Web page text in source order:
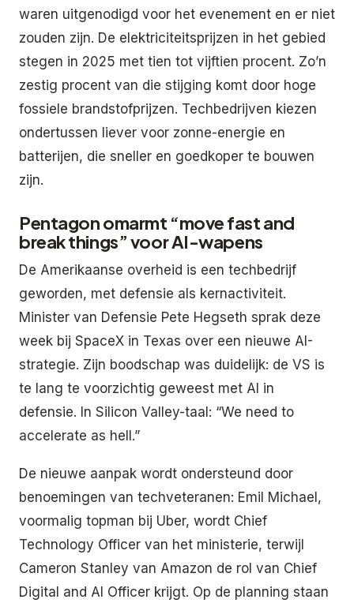
waren uitgenodigd voor het evenement en er niet
zouden zijn. De elektriciteitsprijzen in het gebied
stegen in 2025 met tien tot vijftien procent. Zo’n
zestig procent van die stijging komt door hoge
fossiele brandstofprijzen. Techbedrijven kiezen
ondertussen liever voor zonne-energie en
batterijen, die sneller en goedkoper te bouwen
zijn.
Pentagon omarmt “move fast and
break things” voor AI-wapens
De Amerikaanse overheid is een techbedrijf
geworden, met defensie als kernactiviteit.
Minister van Defensie Pete Hegseth sprak deze
week bij SpaceX in Texas over een nieuwe AI-
strategie. Zijn boodschap was duidelijk: de VS is
te lang te voorzichtig geweest met AI in
defensie. In Silicon Valley-taal: “We need to
accelerate as hell.”
De nieuwe aanpak wordt ondersteund door
benoemingen van techveteranen: Emil Michael,
voormalig topman bij Uber, wordt Chief
Technology Officer van het ministerie, terwijl
Cameron Stanley van Amazon de rol van Chief
Digital and AI Officer krijgt. Op de planning staan